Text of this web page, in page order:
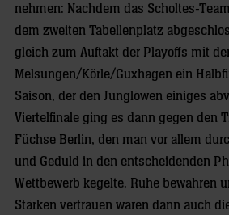
nehmen: Nachdem das Scholtes-
dem zweiten Tabellenplatz
gleich zum Auftakt der Playoffs mit
Melsungen/Körle/Guxhagen ein
Saison, der den Junglöwen einiges
Viertelfinale ging es dann gegen den
Füchse Berlin, den man vor allem
und Geduld in den entscheidenden
Wettbewerb kegelte. Ruhe bewahren
Stärken vertrauen waren dann auch